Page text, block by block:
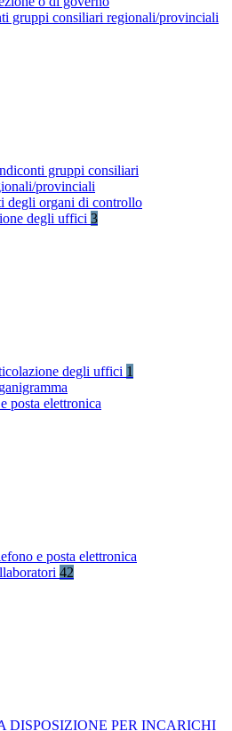
gruppi consiliari regionali/provinciali
gruppi consiliari
provinciali
degli organi di controllo
degli uffici 3
degli uffici 1
posta elettronica
e posta elettronica
42
DISPOSIZIONE PER INCARICHI